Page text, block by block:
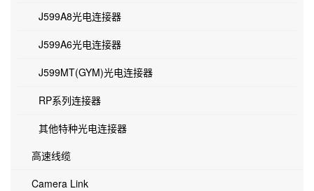
J599A8光电连接器
J599A6光电连接器
J599MT(GYM)光电连接器
RP系列连接器
其他特种光电连接器
高速线缆
Camera Link